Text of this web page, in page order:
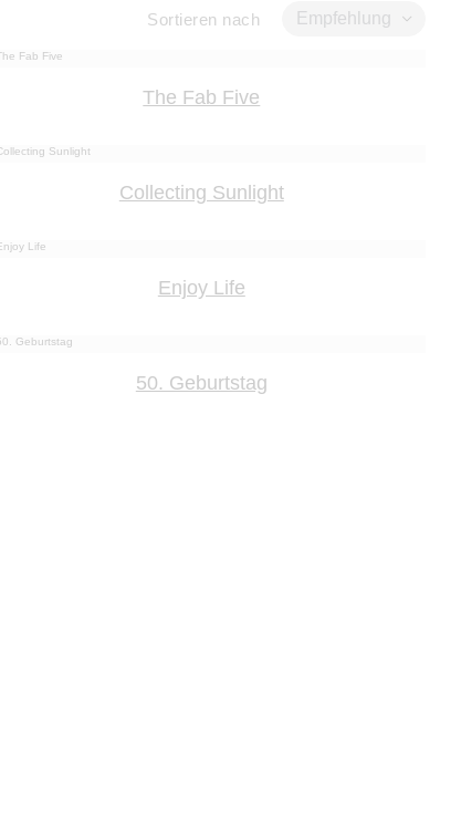
Sortieren nach Empfehlung
The Fab Five
Collecting Sunlight
Enjoy Life
50. Geburtstag